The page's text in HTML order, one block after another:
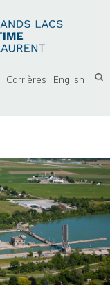
Carrières English